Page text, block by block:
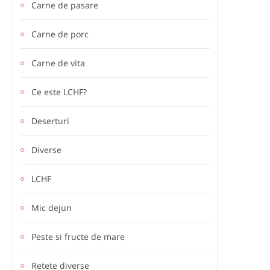
Carne de pasare
Carne de porc
Carne de vita
Ce este LCHF?
Deserturi
Diverse
LCHF
Mic dejun
Peste si fructe de mare
Retete diverse